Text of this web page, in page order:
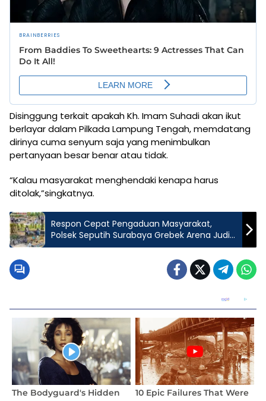
Disinggung terkait apakah Kh. Imam Suhadi akan ikut
berlayar dalam Pilkada Lampung Tengah, memdatang
dirinya cuma senyum saja yang menimbulkan
pertanyaan besar benar atau tidak.
“Kalau masyarakat menghendaki kenapa harus
ditolak,”singkatnya.
Respon Cepat Pengaduan Masyarakat,
Polsek Seputih Surabaya Grebek Arena Judi
Sabung Ayam